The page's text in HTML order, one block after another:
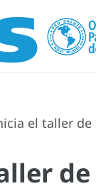
el taller de
de